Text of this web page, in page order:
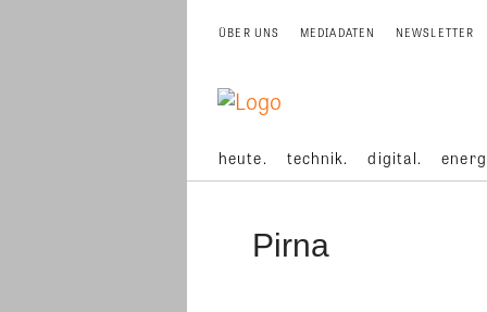
ÜBER UNS MEDIADATEN NEWSLETTER
heute. technik. digital.
Pirna